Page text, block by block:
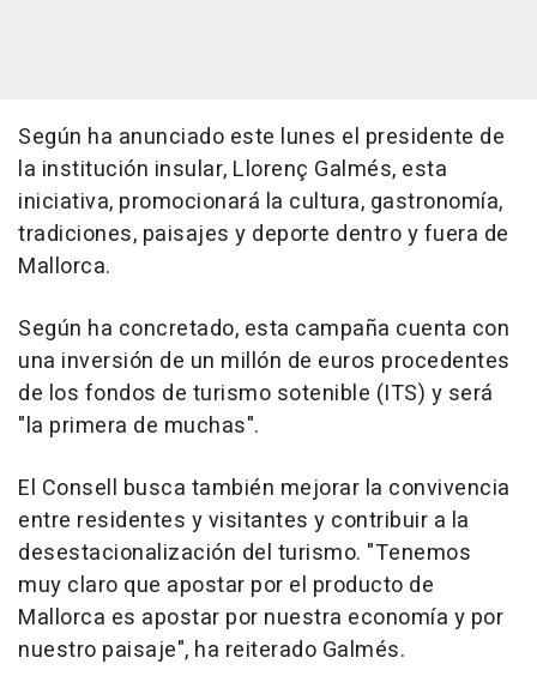
Según ha anunciado este lunes el presidente de
la institución insular, Llorenç Galmés, esta
iniciativa, promocionará la cultura, gastronomía,
tradiciones, paisajes y deporte dentro y fuera de
Mallorca.
Según ha concretado, esta campaña cuenta con
una inversión de un millón de euros procedentes
de los fondos de turismo sotenible (ITS) y será
"la primera de muchas".
El Consell busca también mejorar la convivencia
entre residentes y visitantes y contribuir a la
desestacionalización del turismo. "Tenemos
muy claro que apostar por el producto de
Mallorca es apostar por nuestra economía y por
nuestro paisaje", ha reiterado Galmés.